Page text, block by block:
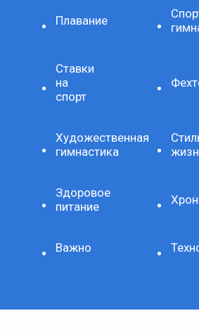
Плавание
Ставки
на
спорт
Художественная
гимнастика
Здоровое
питание
Важно